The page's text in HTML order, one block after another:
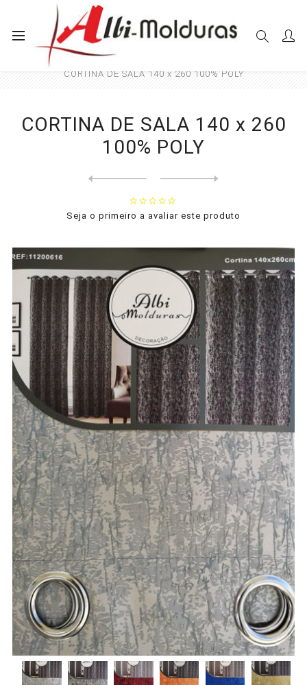
Início Cortinas
CORTINA DE SALA 140 x 260 100% POLY
CORTINA DE SALA 140 x 260
100% POLY
Seja o primeiro a avaliar este produto